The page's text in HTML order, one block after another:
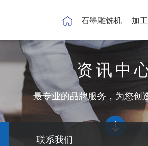
石墨雕铣机 加
资讯中
最专业的品牌服务，为您创
联系我们